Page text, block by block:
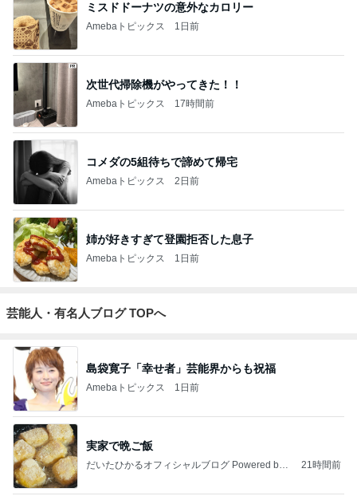
ミスドドーナツの意外なカロリー
Amebaトピックス 1日前
次世代掃除機がやってきた！！
Amebaトピックス 17時間前
コメダの5組待ちで諦めて帰宅
Amebaトピックス 2日前
姉が好きすぎて登園拒否した息子
Amebaトピックス 1日前
芸能人・有名人ブログ TOPへ
島袋寛子「幸せ者」芸能界からも祝福
Amebaトピックス 1日前
実家で晩ご飯
だいたひかるオフィシャルブログ Powered by
21時間前